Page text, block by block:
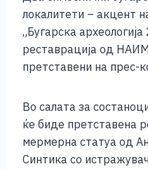
c
e
b
o
o
k
ss
e
n
g
er
tt
er
локалитети – акцент
„Бугарска
реставрација од
претставени на прес-
Во салата за
ќе биде претставена
мермерна статуа од
Синтика со